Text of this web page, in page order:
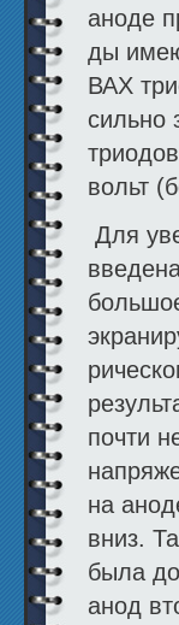
аноде
ды
ВАХ
сильно
вольт
Для
почти
на
вниз.
была
анод